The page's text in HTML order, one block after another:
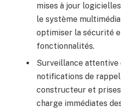
mises à jour
le système
optimiser la sécurité
fonctionnalités.
Surveillance attentive
notifications de rappel
constructeur et
charge immédiates